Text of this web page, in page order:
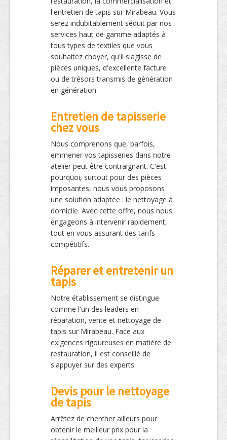
l'entretien de tapis sur Mirabeau. Vous
serez indubitablement séduit par nos
services haut de gamme adaptés à
tous types de textiles que vous
souhaitez choyer, qu'il s'agisse de
pièces uniques, d'excellente facture
ou de trésors transmis de génération
en génération.
Entretien de tapisserie
chez vous
Nous comprenons que, parfois,
emmener vos tapisseries dans notre
atelier peut être contraignant. C'est
pourquoi, surtout pour des pièces
imposantes, nous vous proposons
une solution adaptée : le nettoyage à
domicile. Avec cette offre, nous nous
engageons à intervenir rapidement,
tout en vous assurant des tarifs
compétitifs.
Réparer et entretenir un
tapis
Notre établissement se distingue
comme l'un des leaders en
réparation, vente et nettoyage de
tapis sur Mirabeau. Face aux
exigences rigoureuses en matière de
restauration, il est conseillé de
s'appuyer sur des experts.
Devis pour le nettoyage
de tapis
Arrêtez de chercher ailleurs pour
obtenir le meilleur prix pour la